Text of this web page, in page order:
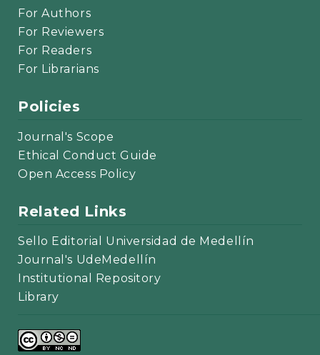
For Authors
For Reviewers
For Readers
For Librarians
Policies
Journal's Scope
Ethical Conduct Guide
Open Access Policy
Related Links
Sello Editorial Universidad de Medellín
Journal's UdeMedellín
Institutional Repository
Library